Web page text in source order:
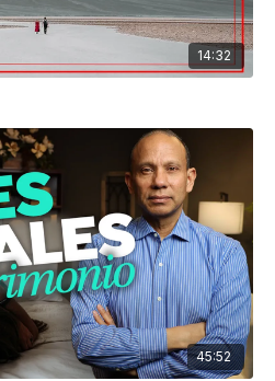
14:32
45:52